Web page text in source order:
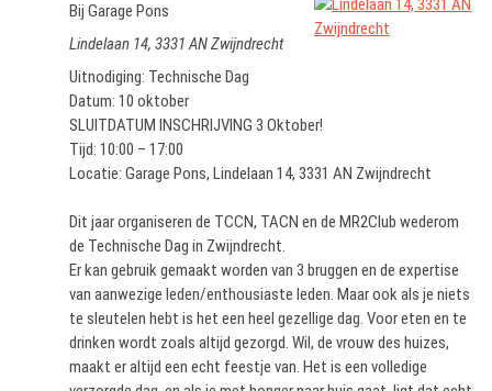
Bij Garage Pons
Lindelaan 14, 3331 AN Zwijndrecht
Uitnodiging: Technische Dag
Datum: 10 oktober
SLUITDATUM INSCHRIJVING 3 Oktober!
Tijd: 10:00 – 17:00
Locatie: Garage Pons, Lindelaan 14, 3331 AN Zwijndrecht
Dit jaar organiseren de TCCN, TACN en de MR2Club wederom
de Technische Dag in Zwijndrecht.
Er kan gebruik gemaakt worden van 3 bruggen en de expertise
van aanwezige leden/enthousiaste leden. Maar ook als je niets
te sleutelen hebt is het een heel gezellige dag. Voor eten en te
drinken wordt zoals altijd gezorgd. Wil, de vrouw des huizes,
maakt er altijd een echt feestje van. Het is een volledige